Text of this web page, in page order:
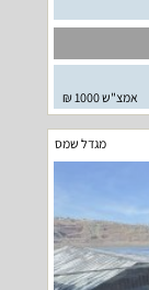
אמצ"ש 1000 ₪
מגדל שמס